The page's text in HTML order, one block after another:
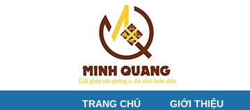
TRANG CHỦ GIỚI THIỆU